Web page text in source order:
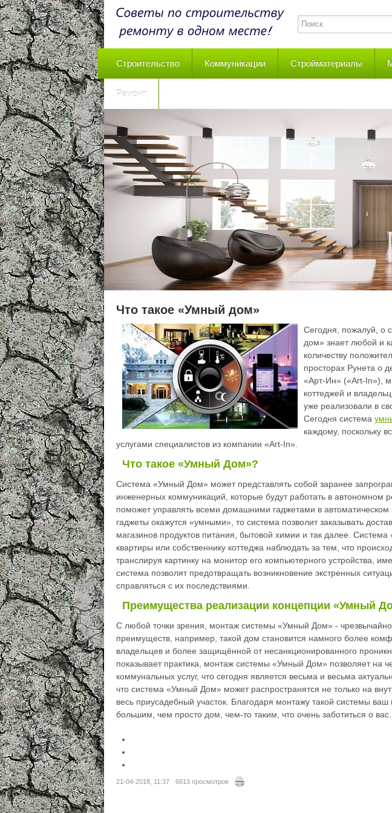
Строительство Коммуникации Стройматериалы
Ремонт
Что такое «Умный дом»
Сегодня, пожалуй, о
дом» знает любой и
количеству
просторах Рунета о
«Арт-Ин» («Art-In»),
коттеджей и
уже реализовали в
Сегодня система
каждому, поскольку
услугами специалистов из компании «Art-In».
Что такое «Умный Дом»?
Система «Умный Дом» может представлять собой заранее
инженерных коммуникаций, которые будут работать в
поможет управлять всеми домашними гаджетами в автоматическом
гаджеты окажутся «умными», то система позволит заказывать
магазинов продуктов питания, бытовой химии и так далее.
квартиры или собственнику коттеджа наблюдать за тем, что
транслируя картинку на монитор его компьютерного устройства,
система позволят предотвращать возникновение экстренных
справляться с их последствиями.
Преимущества реализации концепции «Умный
С любой точки зрения, монтаж системы «Умный Дом» -
преимуществ, например, такой дом становится намного более
владельцев и более защищённой от несанкционированного
показывает практика, монтаж системы «Умный Дом» позволяет на
коммунальных услуг, что сегодня является весьма и весьма
что система «Умный Дом» может распространятся не только на
весь приусадебный участок. Благодаря монтажу такой системы ваш
большим, чем просто дом, чем-то таким, что очень заботиться о вас.
21-04-2018, 11:37 6613 просмотров